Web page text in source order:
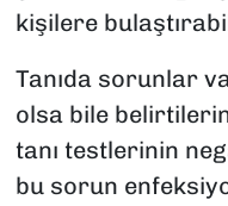
kişilere
Tanıda sorunlar
olsa bile belirtilerin
tanı testlerinin
bu sorun